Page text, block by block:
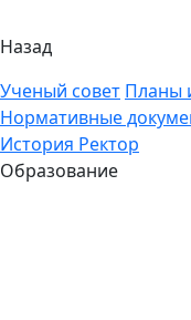
Назад
Ученый совет Планы
Нормативные
История Ректор
Образование